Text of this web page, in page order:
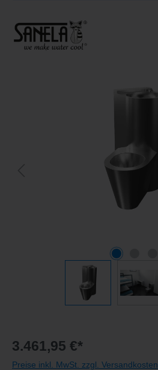
3.461,95 €*
Preise inkl. MwSt. zzgl. Versandkosten